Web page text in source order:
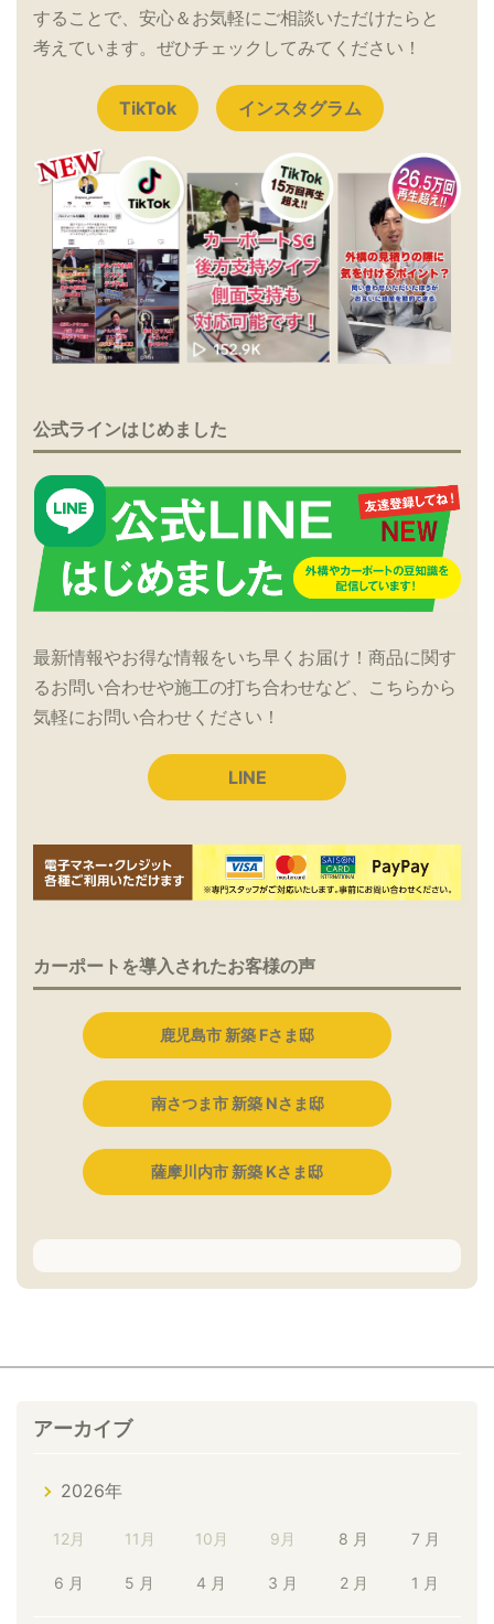
することで、安心＆お気軽にご相談いただけたらと
考えています。ぜひチェックしてみてください！
TikTok インスタグラム
公式ラインはじめました
最新情報やお得な情報をいち早くお届け！商品に関す
るお問い合わせや施工の打ち合わせなど、こちらから
気軽にお問い合わせください！
LINE
カーポートを導入されたお客様の声
鹿児島市 新築 Fさま邸
南さつま市 新築 Nさま邸
薩摩川内市 新築 Kさま邸
アーカイブ
2026年
12月 11月 10月 9月 8 月 7 月
6 月 5 月 4 月 3 月 2 月 1 月